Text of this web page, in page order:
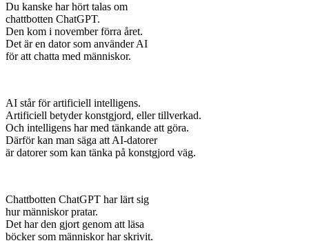
Du kanske har hört talas om
chattbotten ChatGPT.
Den kom i november förra året.
Det är en dator som använder AI
för att chatta med människor.
AI står för artificiell intelligens.
Artificiell betyder konstgjord, eller tillverkad.
Och intelligens har med tänkande att göra.
Därför kan man säga att AI-datorer
är datorer som kan tänka på konstgjord väg.
Chattbotten ChatGPT har lärt sig
hur människor pratar.
Det har den gjort genom att läsa
böcker som människor har skrivit.